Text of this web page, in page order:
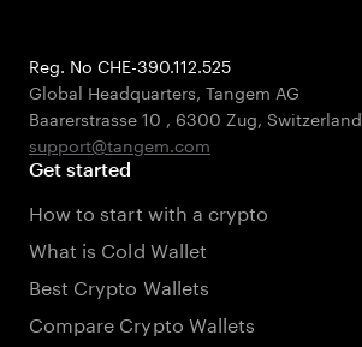
Reg. No CHE-390.112.525
Global Headquarters, Tangem AG
Baarerstrasse 10 , 6300 Zug, Switzerland
support@tangem.com
Get started
How to start with a crypto
What is Cold Wallet
Best Crypto Wallets
Compare Crypto Wallets